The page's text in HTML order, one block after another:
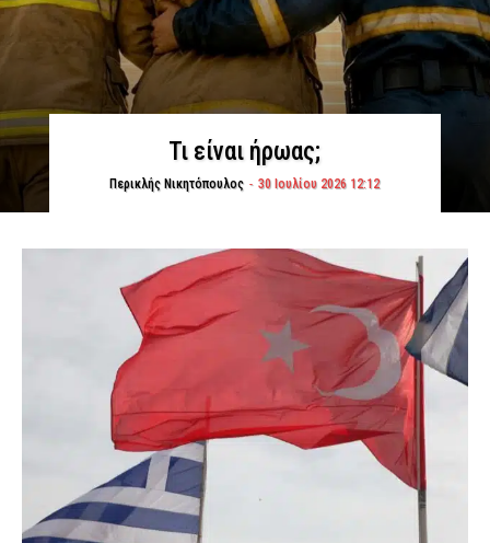
Τι είναι ήρωας;
Περικλής Νικητόπουλος - 30 Ιουλίου 2026 12:12